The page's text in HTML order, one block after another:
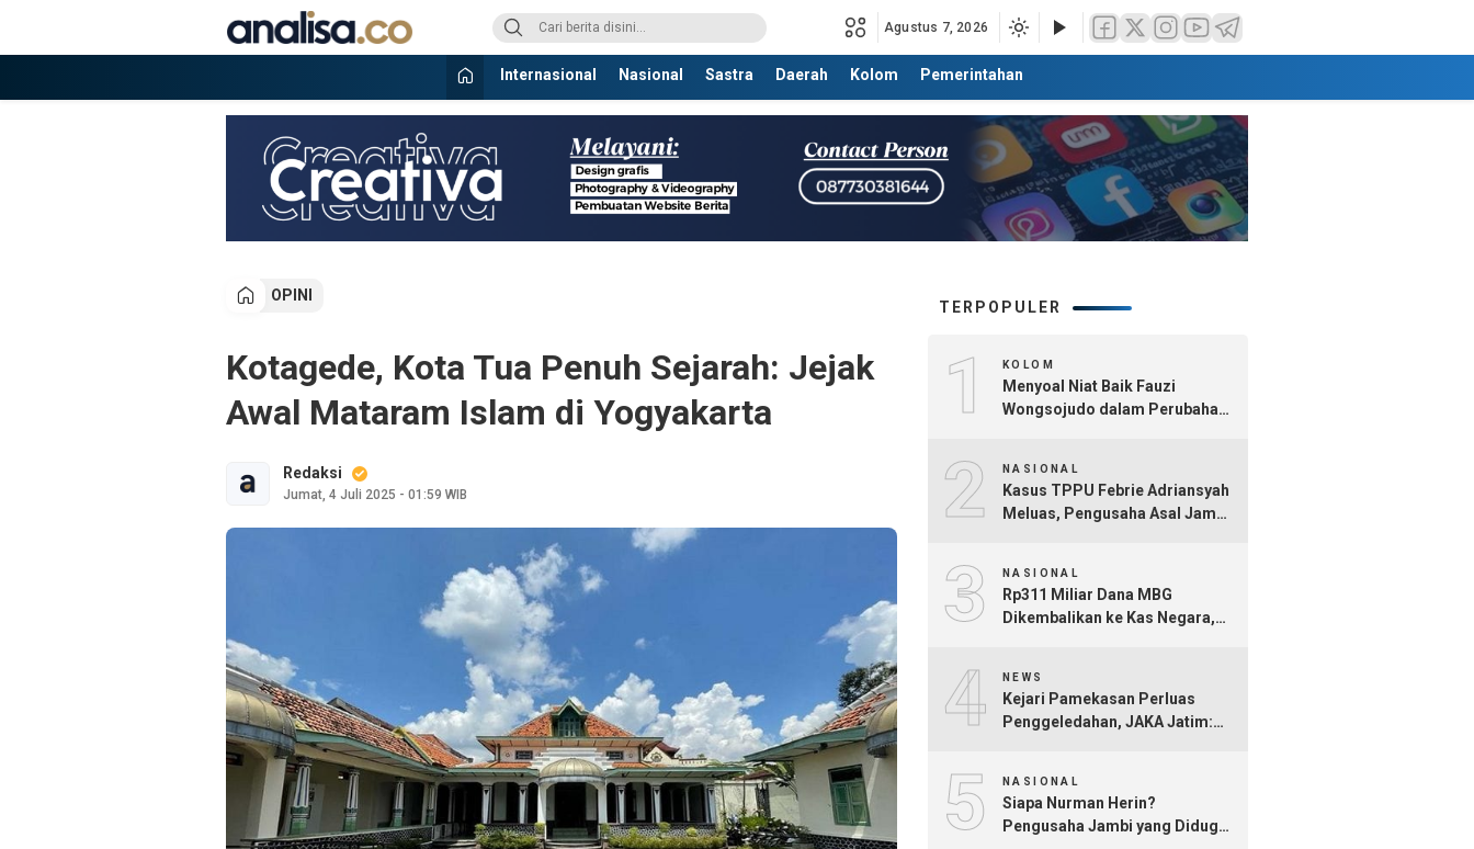
konten
Agustus 7, 2026
Internasional Nasional Sastra Daerah Kolom Pemerintahan
OPINI
Kotagede, Kota Tua Penuh Sejarah: Jejak
Awal Mataram Islam di Yogyakarta
Redaksi
Jumat, 4 Juli 2025 - 01:59 WIB
TERPOPULER
1 KOLOM
Menyoal Niat Baik Fauzi
Wongsojudo dalam Perubahan
2 NASIONAL
Kasus TPPU Febrie Adriansyah
Meluas, Pengusaha Asal Jambi
3 NASIONAL
Rp311 Miliar Dana MBG
Dikembalikan ke Kas Negara,
4 NEWS
Kejari Pamekasan Perluas
Penggeledahan, JAKA Jatim:
5 NASIONAL
Siapa Nurman Herin?
Pengusaha Jambi yang Diduga